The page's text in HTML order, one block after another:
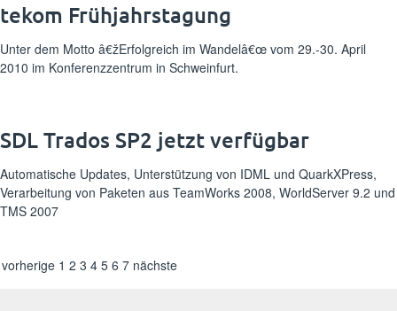
tekom Frühjahrstagung
Unter dem Motto â€žErfolgreich im Wandelâ€œ vom 29.-30. April
2010 im Konferenzzentrum in Schweinfurt.
SDL Trados SP2 jetzt verfügbar
Automatische Updates, Unterstützung von IDML und QuarkXPress,
Verarbeitung von Paketen aus TeamWorks 2008, WorldServer 9.2 und
TMS 2007
vorherige 1 2 3 4 5 6 7 nächste